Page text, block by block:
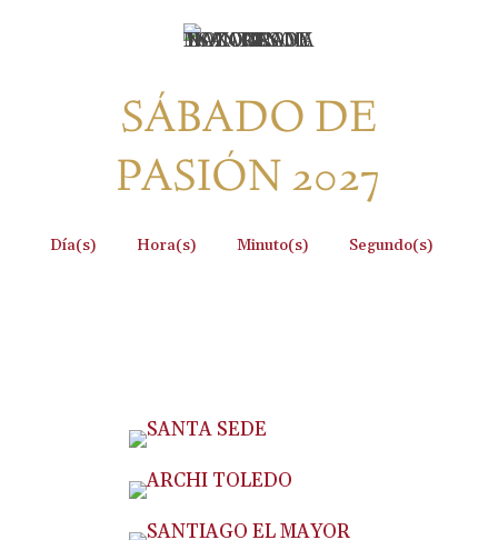
SÁBADO DE
PASIÓN 2027
Día(s) Hora(s) Minuto(s) Segundo(s)